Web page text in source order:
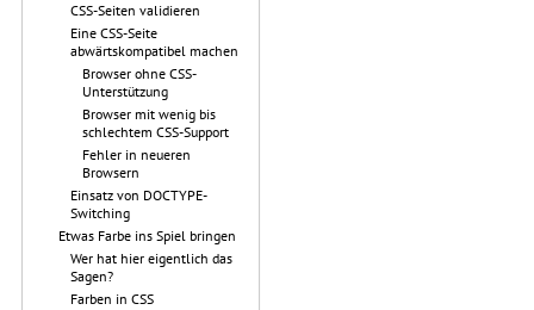
CSS-Seiten validieren
Eine CSS-Seite
abwärtskompatibel machen
Browser ohne CSS-
Unterstützung
Browser mit wenig bis
schlechtem CSS-Support
Fehler in neueren
Browsern
Einsatz von DOCTYPE-
Switching
Etwas Farbe ins Spiel bringen
Wer hat hier eigentlich das
Sagen?
Farben in CSS